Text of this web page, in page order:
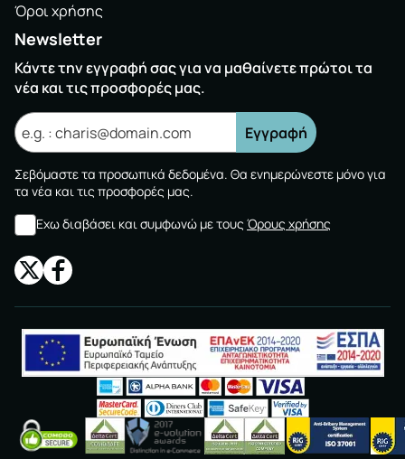
Όροι χρήσης
Newsletter
Κάντε την εγγραφή σας για να μαθαίνετε πρώτοι τα
νέα και τις προσφορές μας.
Εγγραφή
Σεβόμαστε τα προσωπικά δεδομένα. Θα ενημερώνεστε μόνο για
τα νέα και τις προσφορές μας.
Εχω διαβάσει και συμφωνώ με τους Όρους χρήσης